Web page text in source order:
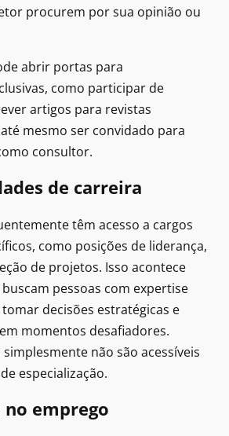
procurem por sua opinião ou
abrir portas para
como participar de
artigos para revistas
mesmo ser convidado para
consultor.
de carreira
têm acesso a cargos
como posições de liderança,
de projetos. Isso acontece
pessoas com expertise
decisões estratégicas e
momentos desafiadores.
não são acessíveis
especialização.
no emprego